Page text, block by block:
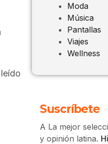
Moda
Música
Pantallas
Viajes
Wellness
Suscríbete
A La mejor
y opinión latina.